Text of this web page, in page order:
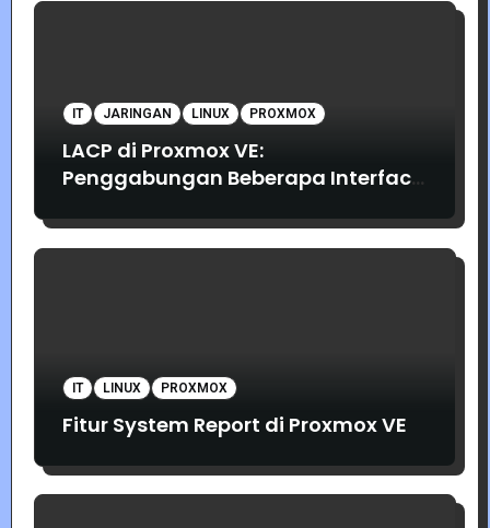
IT JARINGAN LINUX PROXMOX
LACP di Proxmox VE:
Penggabungan Beberapa Interface
IT LINUX PROXMOX
Fitur System Report di Proxmox VE